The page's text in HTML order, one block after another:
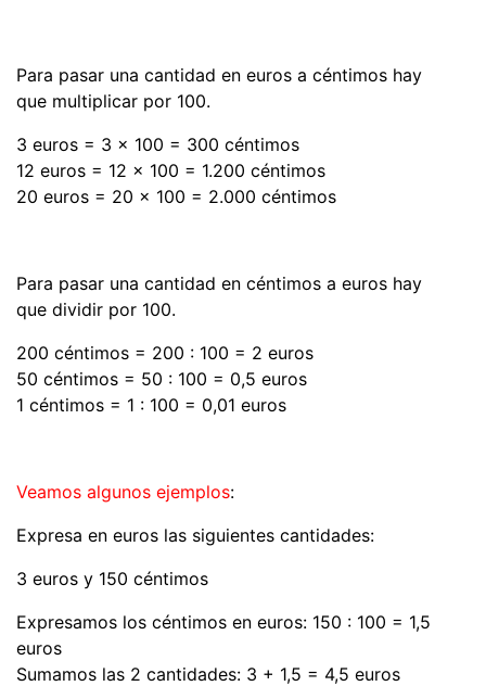
Para pasar una cantidad en euros a céntimos hay
que multiplicar por 100.
3 euros = 3 x 100 = 300 céntimos
12 euros = 12 x 100 = 1.200 céntimos
20 euros = 20 x 100 = 2.000 céntimos
Para pasar una cantidad en céntimos a euros hay
que dividir por 100.
200 céntimos = 200 : 100 = 2 euros
50 céntimos = 50 : 100 = 0,5 euros
1 céntimos = 1 : 100 = 0,01 euros
Veamos algunos ejemplos:
Expresa en euros las siguientes cantidades:
3 euros y 150 céntimos
Expresamos los céntimos en euros: 150 : 100 = 1,5
euros
Sumamos las 2 cantidades: 3 + 1,5 = 4,5 euros